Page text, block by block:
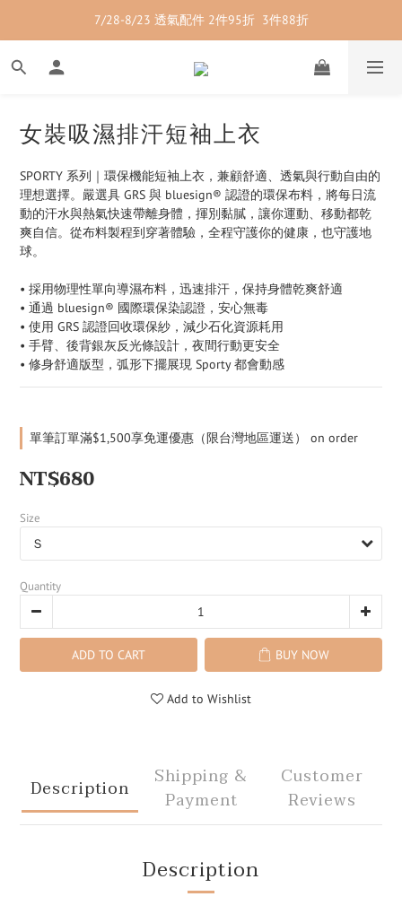
7/28-8/23 紳士內著 2件9折
7/28-8/23 透氣配件 2件95折  3件88折
7/28-8/23 紳士內著 2件9折
女裝吸濕排汗短袖上衣
SPORTY 系列｜環保機能短袖上衣，兼顧舒適、透氣與行動自由的
理想選擇。嚴選具 GRS 與 bluesign® 認證的環保布料，將每日流
動的汗水與熱氣快速帶離身體，揮別黏膩，讓你運動、移動都乾
爽自信。從布料製程到穿著體驗，全程守護你的健康，也守護地
球。
• 採用物理性單向導濕布料，迅速排汗，保持身體乾爽舒適
• 通過 bluesign® 國際環保染認證，安心無毒
• 使用 GRS 認證回收環保紗，減少石化資源耗用
• 手臂、後背銀灰反光條設計，夜間行動更安全
• 修身舒適版型，弧形下擺展現 Sporty 都會動感
單筆訂單滿$1,500享免運優惠（限台灣地區運送） on order
NT$680
Size
Quantity
ADD TO CART BUY NOW
Add to Wishlist
Description
Shipping &
Payment
Customer
Reviews
Description